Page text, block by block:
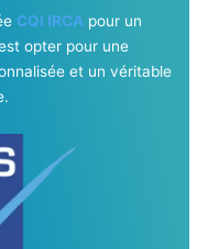
CQI IRCA pour un
opter pour une
et un véritable